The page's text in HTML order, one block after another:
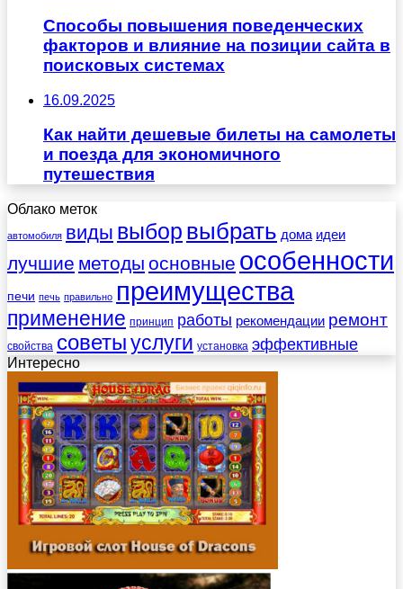
Способы повышения поведенческих
факторов и влияние на позиции сайта в
поисковых системах
16.09.2025
Как найти дешевые билеты на самолеты
и поезда для экономичного
путешествия
Облако меток
автомобиля виды выбор выбрать дома идеи
лучшие методы основные особенности
печи печь правильно преимущества
применение принцип работы рекомендации ремонт
свойства советыуслуги установка эффективные
Интересно